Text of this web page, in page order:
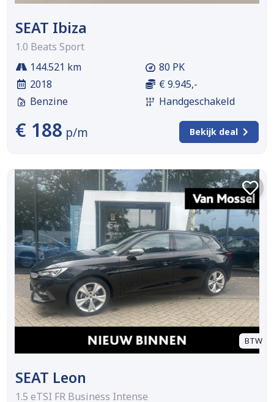
SEAT Ibiza
1.0 Beats Sport
144.521 km
2018
Benzine
80 PK
€ 9.945,-
Handgeschakeld
€ 188 p/m Bekijk deal
BTW
SEAT Leon
1.5 eTSI FR Business Intense